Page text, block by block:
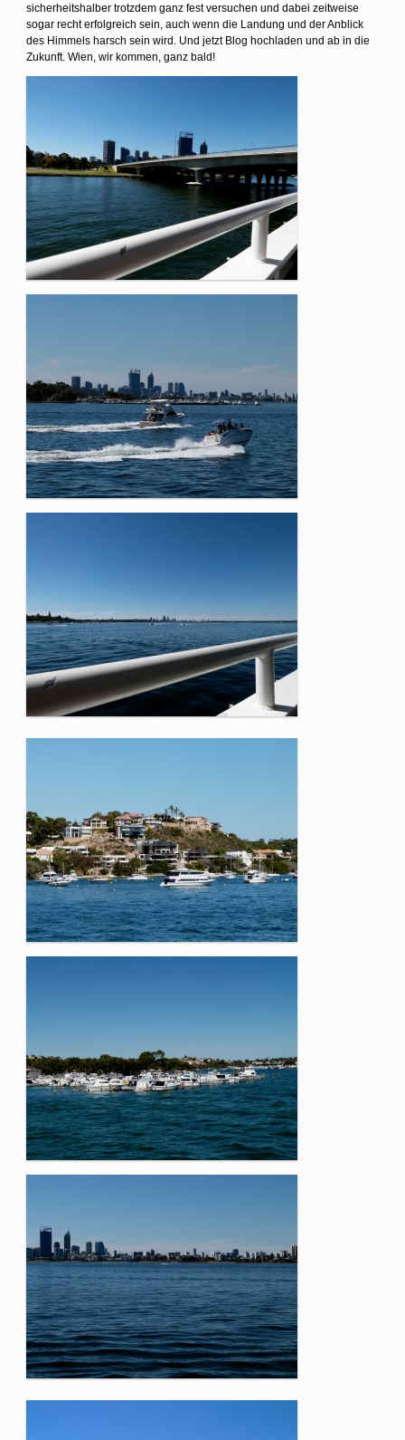
sicherheitshalber trotzdem ganz fest versuchen und dabei zeitweise
sogar recht erfolgreich sein, auch wenn die Landung und der Anblick
des Himmels harsch sein wird. Und jetzt Blog hochladen und ab in die
Zukunft. Wien, wir kommen, ganz bald!